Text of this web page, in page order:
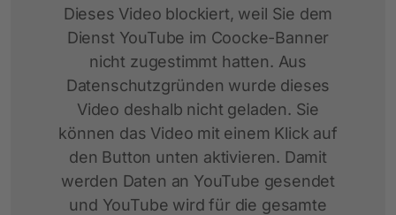
Dieses Video blockiert, weil Sie dem
Dienst YouTube im Coocke-Banner
nicht zugestimmt hatten. Aus
Datenschutzgründen wurde dieses
Video deshalb nicht geladen. Sie
können das Video mit einem Klick auf
den Button unten aktivieren. Damit
werden Daten an YouTube gesendet
und YouTube wird für die gesamte